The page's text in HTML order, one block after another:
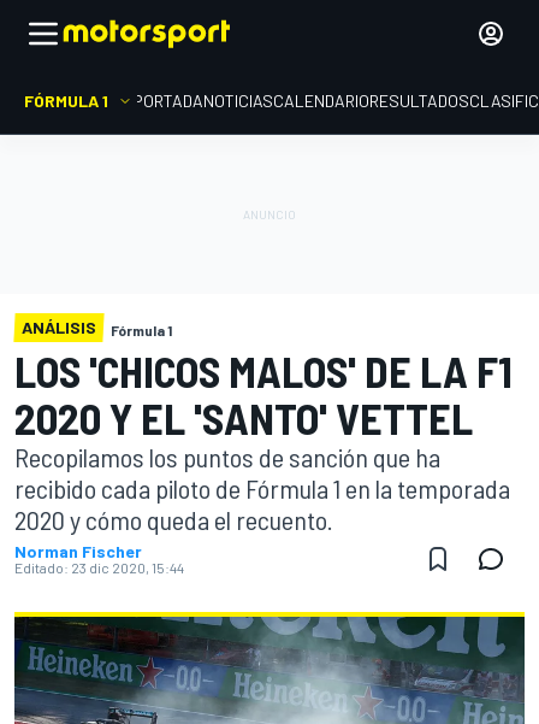
FÓRMULA 1 PORTADANOTICIASCALENDARIORESULTADOS
ANÁLISIS Fórmula 1
LOS 'CHICOS MALOS' DE LA F1
2020 Y EL 'SANTO' VETTEL
Recopilamos los puntos de sanción que ha
recibido cada piloto de Fórmula 1 en la temporada
2020 y cómo queda el recuento.
Norman Fischer
Editado: 23 dic 2020, 15:44